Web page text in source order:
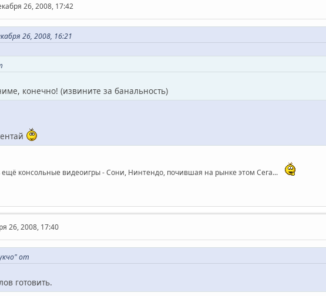
26, 2008, 17:42
26, 2008, 16:21
конечно! (извините за банальность)
ещё консольные видеоигры - Сони, Нинтендо, почившая на рынке этом Сега...
26, 2008, 17:40
от
готовить.